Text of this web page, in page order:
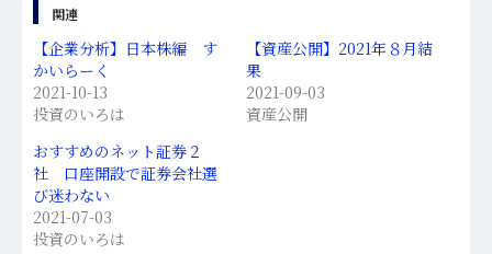
関連
【企業分析】日本株編 す
かいらーく
2021-10-13
投資のいろは
【資産公開】2021年８月結
果
2021-09-03
資産公開
おすすめのネット証券２
社 口座開設で証券会社選
び迷わない
2021-07-03
投資のいろは